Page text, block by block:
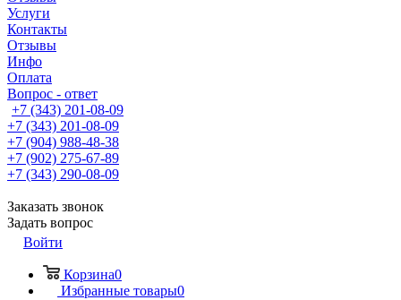
Услуги
Контакты
Отзывы
Инфо
Оплата
Вопрос - ответ
+7 (343) 201-08-09
+7 (343) 201-08-09
+7 (904) 988-48-38
+7 (902) 275-67-89
+7 (343) 290-08-09
Заказать звонок
Задать вопрос
Войти
Корзина0
Избранные товары0